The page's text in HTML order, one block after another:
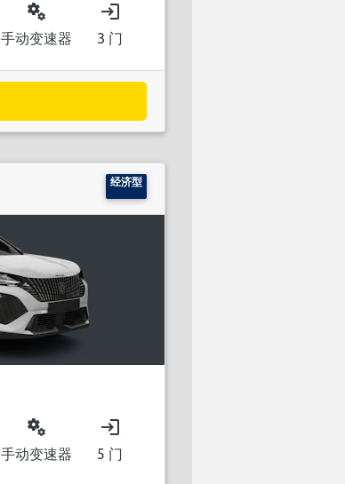
miscellaneous_services
手动变速器
login
3 门
经济型
miscellaneous_services
手动变速器
login
5 门